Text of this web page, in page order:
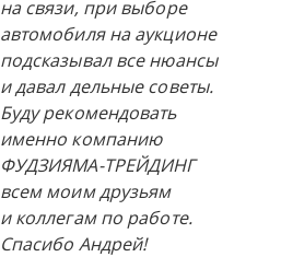
на связи, при выборе
автомобиля на аукционе
подсказывал все нюансы
и давал дельные советы.
Буду рекомендовать
именно компанию
ФУДЗИЯМА-ТРЕЙДИНГ
всем моим друзьям
и коллегам по работе.
Спасибо Андрей!